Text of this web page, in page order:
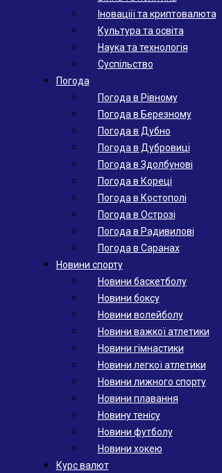
Іноваціії та криптовалюта
Культура та освіта
Наука та технологія
Суспільство
Погода
Погода в Рівному
Погода в Березному
Погода в Дубно
Погода в Дубровиці
Погода в Здолбунові
Погода в Кореці
Погода в Костополі
Погода в Острозі
Погода в Радивилові
Погода в Саранах
Новини спорту
Новини баскетболу
Новини боксу
Новини волейболу
Новини важкої атлетики
Новини гімнастики
Новини легкої атлетики
Новини лижного спорту
Новини плавання
Новину тенісу
Новини футболу
Новини хокею
Курс валют